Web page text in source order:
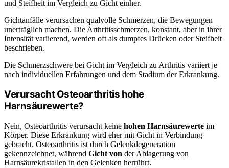
und Steifheit im Vergleich zu Gicht einher.
Gichtanfälle verursachen qualvolle Schmerzen, die Bewegungen
unerträglich machen. Die Arthritisschmerzen, konstant, aber in ihrer
Intensität variierend, werden oft als dumpfes Drücken oder Steifheit
beschrieben.
Die Schmerzschwere bei Gicht im Vergleich zu Arthritis variiert je
nach individuellen Erfahrungen und dem Stadium der Erkrankung.
Verursacht Osteoarthritis hohe
Harnsäurewerte?
Nein, Osteoarthritis verursacht keine hohen Harnsäurewerte im
Körper. Diese Erkrankung wird eher mit Gicht in Verbindung
gebracht. Osteoarthritis ist durch Gelenkdegeneration
gekennzeichnet, während Gicht von der Ablagerung von
Harnsäurekristallen in den Gelenken herrührt.